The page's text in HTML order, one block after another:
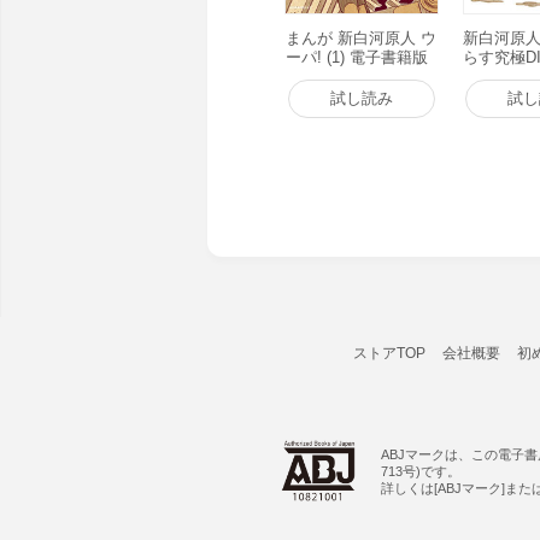
まんが 新白河原人 ウ
ーパ! (1) 電子書籍版
試し読み
新白河原
らす究極
子書籍版
試
ストアTOP 会社概要 初
ABJマークは、この電子
713号)です。
詳しくは[ABJマーク]また